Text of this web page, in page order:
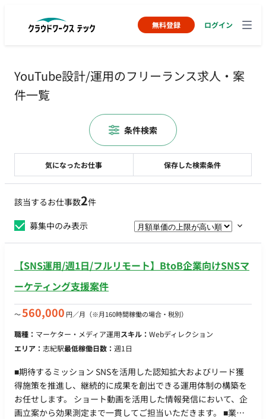
無料登録 ログイン
YouTube設計/運用のフリーランス求人・案
件一覧
該当するお仕事数2件
募集中のみ表示
【SNS運用/週1日/フルリモート】BtoB企業向けSNSマ
ーケティング支援案件
〜560,000 円／月 （※月160時間稼働の場合・税別）
職種： マーケター・メディア運用スキル： Webディレクション
エリア： 志紀駅最低稼働日数： 週1日
■期待するミッション SNSを活用した認知拡大およびリード獲
得施策を推進し、継続的に成果を創出できる運用体制の構築を
お任せします。 ショート動画を活用した情報発信において、企
画立案から効果測定まで一貫してご担当いただきます。 ■業務
気になったお仕事 保存した検索条件
条件検索